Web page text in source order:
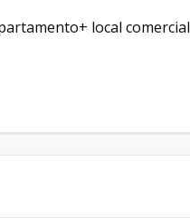
local comercial